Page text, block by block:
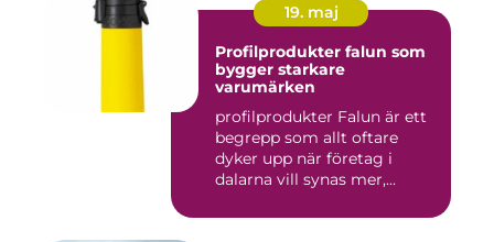
19. maj
Profilprodukter falun som
bygger starkare
varumärken
profilprodukter Falun är ett
begrepp som allt oftare
dyker upp när företag i
dalarna vill synas mer,...